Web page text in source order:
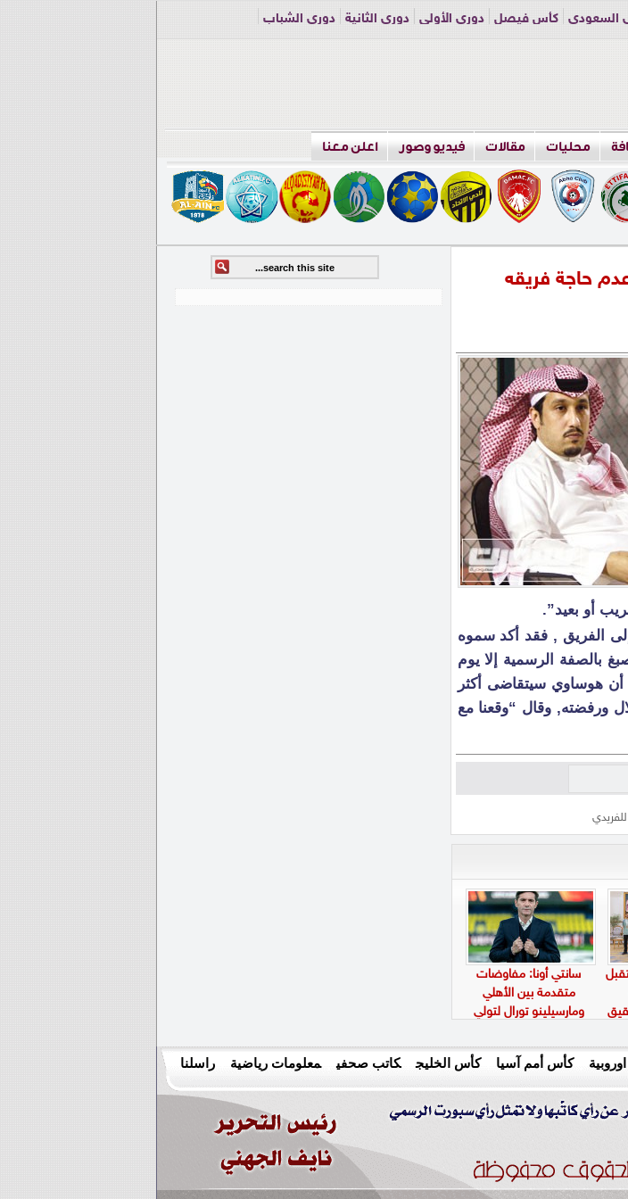
السعودي كأس فيصل دوري الأولى دوري الثانية
دوري الشباب
محليات مقالات فيديو وصور اعلن معنا
حاجة فريقه
أو بعيد”.
الفريق , فقد أكد سموه
بالصفة الرسمية إلا يوم
أن هوساوي سيتقاضى أكثر
ورفضته, وقال “وقعنا مع
سانتي أونا: مفاوضات
متقدمة بين الأهلي
ومارسيلينو تورال لتولي
كأس أمم آسيا كأس الخليج كاتب صحفي معلومات رياضية راسلنا